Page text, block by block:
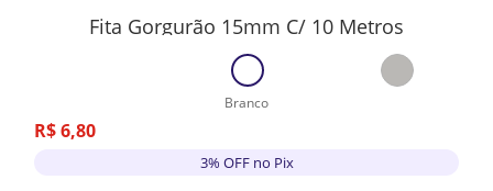
Fita Gorgurão 15mm C/ 10 Metros
Branco
R$6,80
3% OFF no Pix